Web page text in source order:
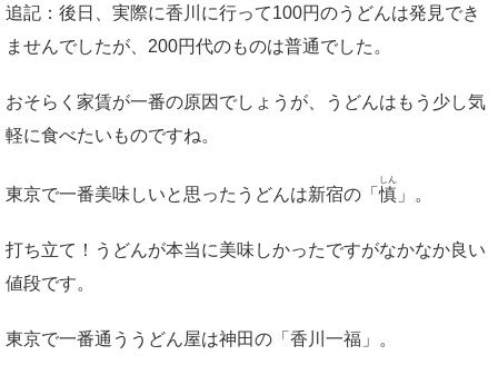
追記：後日、実際に香川に行って100円のうどんは発見でき
ませんでしたが、200円代のものは普通でした。
おそらく家賃が一番の原因でしょうが、うどんはもう少し気
軽に食べたいものですね。
東京で一番美味しいと思ったうどんは新宿の「慎
しん
」。
打ち立て！うどんが本当に美味しかったですがなかなか良い
値段です。
東京で一番通ううどん屋は神田の「香川一福」。